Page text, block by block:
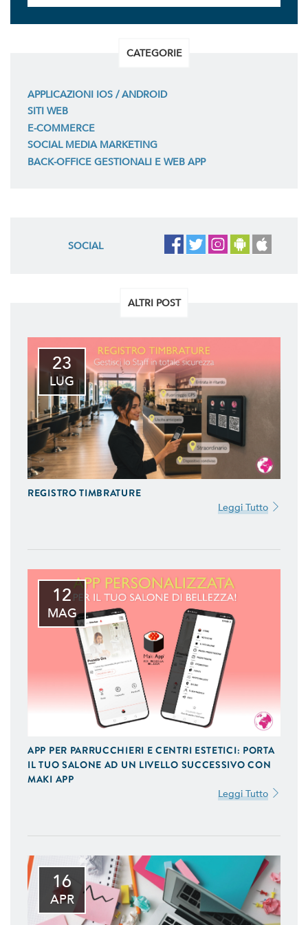
CATEGORIE
APPLICAZIONI IOS / ANDROID
SITI WEB
E-COMMERCE
SOCIAL MEDIA MARKETING
BACK-OFFICE GESTIONALI E WEB APP
SOCIAL
ALTRI POST
23
LUG
REGISTRO TIMBRATURE
Leggi Tutto
12
MAG
APP PER PARRUCCHIERI E CENTRI ESTETICI: PORTA
IL TUO SALONE AD UN LIVELLO SUCCESSIVO CON
MAKI APP
Leggi Tutto
16
APR